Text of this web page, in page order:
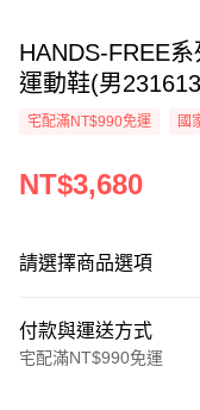
HANDS-FREE
運動鞋(男
宅配滿NT$990免運 國
NT$3,680
請選擇商品選項
付款與運送方式
宅配滿NT$990免運